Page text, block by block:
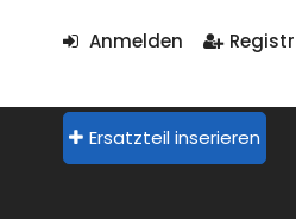
Anmelden
Ersatzteil inserieren